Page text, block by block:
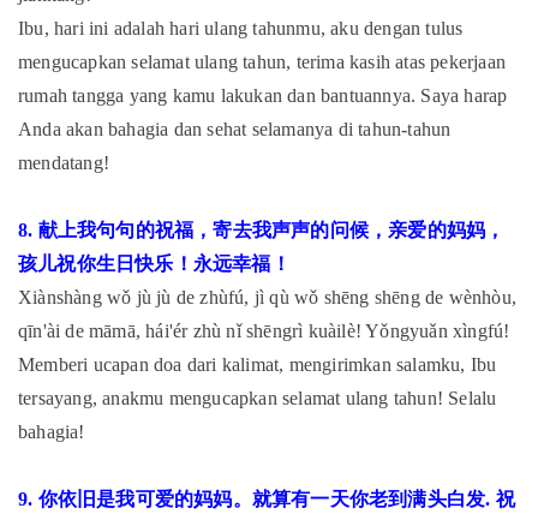
Ibu, hari ini adalah hari ulang tahunmu, aku dengan tulus
mengucapkan selamat ulang tahun, terima kasih atas pekerjaan
rumah tangga yang kamu lakukan dan bantuannya. Saya harap
Anda akan bahagia dan sehat selamanya di tahun-tahun
mendatang!
8. 献上我句句的祝福，寄去我声声的问候，亲爱的妈妈，
孩儿祝你生日快乐！永远幸福！
Xiànshàng wǒ jù jù de zhùfú, jì qù wǒ shēng shēng de wènhòu,
qīn'ài de māmā, hái'ér zhù nǐ shēngrì kuàilè! Yǒngyuǎn xìngfú!
Memberi ucapan doa dari kalimat, mengirimkan salamku, Ibu
tersayang, anakmu mengucapkan selamat ulang tahun! Selalu
bahagia!
9. 你依旧是我可爱的妈妈。就算有一天你老到满头白发. 祝